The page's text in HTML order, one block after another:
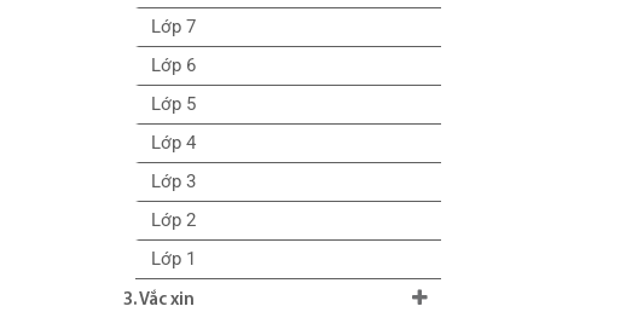
Lớp 7
Lớp 6
Lớp 5
Lớp 4
Lớp 3
Lớp 2
Lớp 1
3. Vắc xin